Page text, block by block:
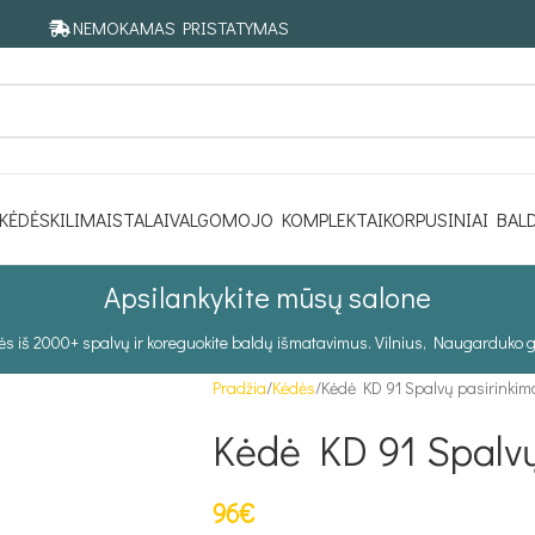
NEMOKAMAS PRISTATYMAS
KĖDĖSKILIMAISTALAIVALGOMOJO KOMPLEKTAIKORPUSINIAI
Apsilankykite mūsų salone
iš 2000+ spalvų ir koreguokite baldų išmatavimus. Vilnius, Naugarduko
Pradžia Kėdės Kėdė KD 91 Spalvų
Kėdė KD 91
96€